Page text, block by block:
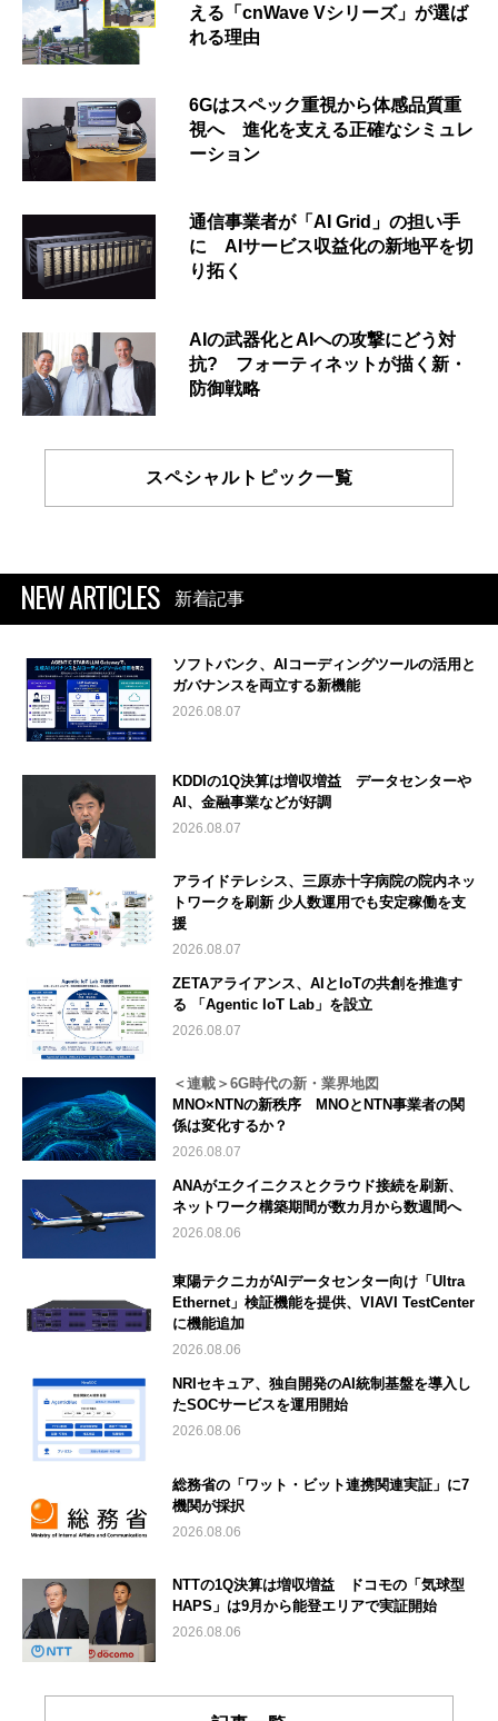
える「cnWave Vシリーズ」が選ば
れる理由
6Gはスペック重視から体感品質重
視へ 進化を支える正確なシミュレ
ーション
通信事業者が「AI Grid」の担い手
に AIサービス収益化の新地平を切
り拓く
AIの武器化とAIへの攻撃にどう対
抗? フォーティネットが描く新・
防御戦略
スペシャルトピック一覧
NEW ARTICLES 新着記事
ソフトバンク、AIコーディングツールの活用と
ガバナンスを両立する新機能
2026.08.07
KDDIの1Q決算は増収増益 データセンターや
AI、金融事業などが好調
2026.08.07
アライドテレシス、三原赤十字病院の院内ネッ
トワークを刷新 少人数運用でも安定稼働を支
援
2026.08.07
ZETAアライアンス、AIとIoTの共創を推進す
る 「Agentic IoT Lab」を設立
2026.08.07
＜連載＞6G時代の新・業界地図
MNO×NTNの新秩序 MNOとNTN事業者の関
係は変化するか？
2026.08.07
ANAがエクイニクスとクラウド接続を刷新、
ネットワーク構築期間が数カ月から数週間へ
2026.08.06
東陽テクニカがAIデータセンター向け「Ultra
Ethernet」検証機能を提供、VIAVI TestCenter
に機能追加
2026.08.06
NRIセキュア、独自開発のAI統制基盤を導入し
たSOCサービスを運用開始
2026.08.06
総務省の「ワット・ビット連携関連実証」に7
機関が採択
2026.08.06
NTTの1Q決算は増収増益 ドコモの「気球型
HAPS」は9月から能登エリアで実証開始
2026.08.06